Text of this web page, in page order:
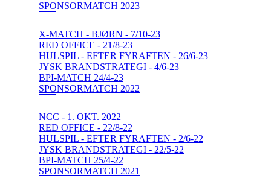
SPONSORMATCH 2023
X-MATCH - BJØRN - 7/10-23
RED OFFICE - 21/8-23
HULSPIL - EFTER FYRAFTEN - 26/6-23
JYSK BRANDSTRATEGI - 4/6-23
BPI-MATCH 24/4-23
SPONSORMATCH 2022
NCC - 1. OKT. 2022
RED OFFICE - 22/8-22
HULSPIL - EFTER FYRAFTEN - 2/6-22
JYSK BRANDSTRATEGI - 22/5-22
BPI-MATCH 25/4-22
SPONSORMATCH 2021